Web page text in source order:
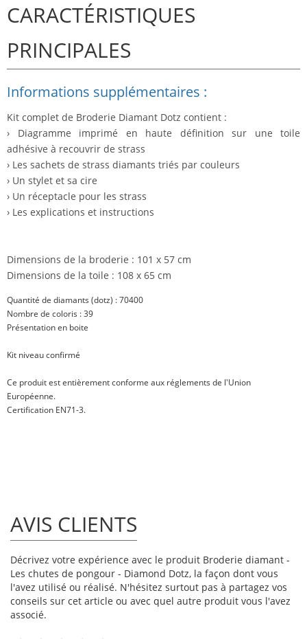
CARACTÉRISTIQUES
PRINCIPALES
Informations supplémentaires :
Kit complet de Broderie Diamant Dotz contient :
› Diagramme imprimé en haute définition sur une toile
adhésive à recouvrir de strass
› Les sachets de strass diamants triés par couleurs
› Un stylet et sa cire
› Un réceptacle pour les strass
› Les explications et instructions
Dimensions de la broderie : 101 x 57 cm
Dimensions de la toile : 108 x 65 cm
Quantité de diamants (dotz) : 70400
Nombre de coloris : 39
Présentation en boite
Kit niveau confirmé
Ce produit est entièrement conforme aux réglements de l'Union
Européenne.
Certification EN71-3.
AVIS CLIENTS
Décrivez votre expérience avec le produit Broderie diamant -
Les chutes de pongour - Diamond Dotz, la façon dont vous
l'avez utilisé ou réalisé. N'hésitez surtout pas à partagez vos
conseils sur cet article ou avec quel autre produit vous l'avez
associé.